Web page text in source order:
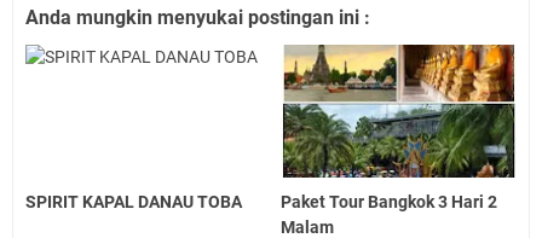
Anda mungkin menyukai postingan ini :
SPIRIT KAPAL DANAU TOBA
Paket Tour Bangkok 3 Hari 2
Malam